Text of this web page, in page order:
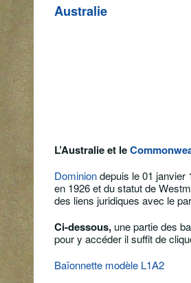
Australie
L’Australie et le
Dominiondepuis le01 janvier
en 1926et dustatut de
des liens juridiques avec le
Ci-dessous, une partie des
pour y accéder il suffit de
Baïonnette modèle L1A2